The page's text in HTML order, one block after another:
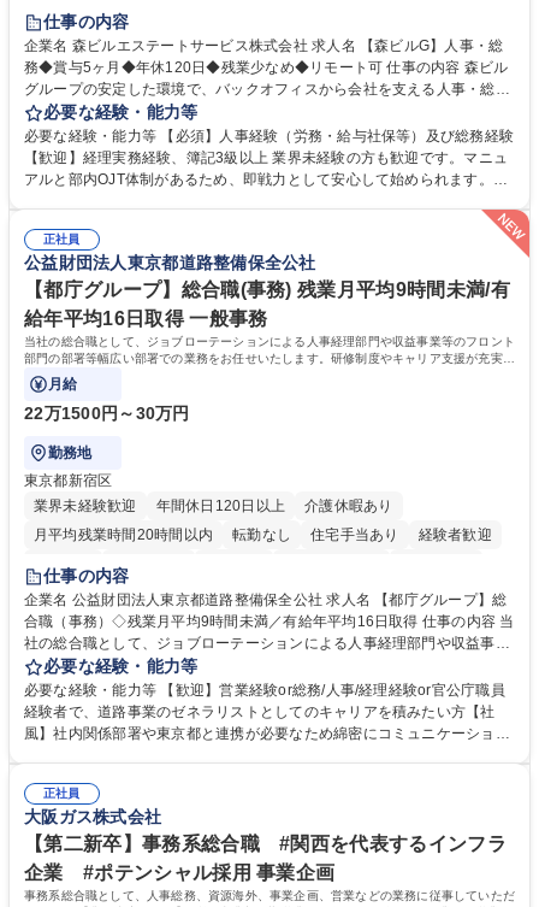
経験者歓迎
完全週休2日制
交通費支給 長期歓迎 駅近5分以内 土日祝休み
仕事の内容
企業名 森ビルエステートサービス株式会社 求人名 【森ビルG】人事・総
務◆賞与5ヶ月◆年休120日◆残業少なめ◆リモート可 仕事の内容 森ビル
グループの安定した環境で、バックオフィスから会社を支える人事・総務
をお任せします。 労務と総務の業務をバランスよく担当し、ゆくゆくは制
度改定などのコア業務にも挑戦できる、やりがいある環境です。 ■勤怠管
理、給与計算、社会保険手続き、年末調整等の労務管理全般 ■入退社手続
き、社内規定の改定や人事制度改定などのコア業務 ■社内イベントの企画
は部内のOJTを中心に、あなたの経験に合わせて不足している部分はいつ
でも質問・相談できる環境が整っているため、安心して成長できます。 募
集職種 【森ビルG】人事・総務◆賞与5ヶ月◆年休120日◆残業少なめ◆
リモート可
必要な経験・能力等
必要な経験・能力等 【必須】人事経験（労務・給与社保等）及び総務経験
【歓迎】経理実務経験、簿記3級以上 業界未経験の方も歓迎です。マニュ
アルと部内OJT体制があるため、即戦力として安心して始められます。
ます。定型業務に留まらず、社内規定や人事制度の改定など会社のコア業
務に挑戦できるため、自身の成長と組織への貢献度をダイレクトに実感で
きます。 残業少なめ、週1日リモート可など、ワークライフバランスを保
ち長期活躍できる環境です。 「これまでの幅広い経験を活かし、長期的な
キャリアを築きたい」という前向きな意欲と挑戦を全力で応援します。 学
歴・資格 学歴：大学院 大学 高専 短大 専修学校 高校 語学力： 資格：日商
簿記検定1級 日商簿記検定2級 日商簿記検定3級
正社員
公益財団法人東京都道路整備保全公社
【都庁グループ】総合職(事務) 残業月平均9時間未満/有
給年平均16日取得 一般事務
当社の総合職として、ジョブローテーションによる人事経理部門や収益事業等のフロント
部門の部署等幅広い部署での業務をお任せいたします。研修制度やキャリア支援が充実し
ております！ ※下記業務詳細
月給
22万1500円～30万円
勤務地
東京都新宿区
業界未経験歓迎
年間休日120日以上
介護休暇あり
月平均残業時間20時間以内
転勤なし 住宅手当あり
経験者歓迎
研修あり
退職金あり
駅近5分以内
資格取得手当あり 食事補助あり
仕事の内容
企業名 公益財団法人東京都道路整備保全公社 求人名 【都庁グループ】総
合職（事務）◇残業月平均9時間未満／有給年平均16日取得 仕事の内容 当
社の総合職として、ジョブローテーションによる人事経理部門や収益事業
等のフロント部門の部署等幅広い部署での業務をお任せいたします。研修
制度やキャリア支援が充実しております！ ※下記業務詳細 【業務詳細】■
管理部門：広報、人事、経理など当公社の運営に係る管理業務 ■収益部
門：駐車場の新規開拓、管理運営、新宿駅西口広場の「イベントコーナ
道路施設や道路工事現場の見学ツアー事業 ※入社後は上記いずれかの部門
へ配属。※業務内容変更の範囲：会社の定める業務 募集職種 【都庁グル
ープ】総合職（事務）◇残業月平均9時間未満／有給年平均16日取得
必要な経験・能力等
必要な経験・能力等 【歓迎】営業経験or総務/人事/経理経験or官公庁職員
経験者で、道路事業のゼネラリストとしてのキャリアを積みたい方【社
風】社内関係部署や東京都と連携が必要なため綿密にコミュニケーション
部門など多岐に渡る業務を経験できます。 ■様々なプロジェクト：駐車場
事業の他、新宿駅西口広場内に設置された照明を兼ねた広告「ブライトサ
イン」の管理運営を行うなど、事業収益を生み出す活動を積極的に行って
います。 学歴・資格 学歴：大学院 大学 高専 短大 専修学校 高校 語学力：
資格：
正社員
大阪ガス株式会社
【第二新卒】事務系総合職 #関西を代表するインフラ
企業 #ポテンシャル採用 事業企画
事務系総合職として、人事総務、資源海外、事業企画、営業などの業務に従事していただ